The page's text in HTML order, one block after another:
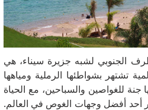
الجنوبي لشبه جزيرة سيناء، هي
تشتهر بشواطئها الرملية ومياهها
جنة للغواصين والسباحين، مع الحياة
أحد أفضل وجهات الغوص في العالم.